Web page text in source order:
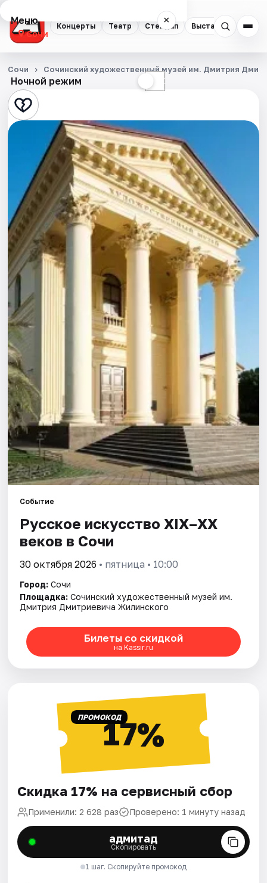
Концерты Театр Стендап Выставки
Меню ×
Сочи
Концерты
Театр
Стендап
Выставки
Квесты
Экскурсии
Спорт
События
Города
Площадки
Артисты
Рейтинги
Ночной режим ☾
Сочи Сочинский художественный музей им. Дмитрия
Событие
Русское искусство XIX–XX
веков в Сочи
30 октября 2026 • пятница • 10:00
Город: Сочи
Площадка: Сочинский художественный музей им.
Дмитрия Дмитриевича Жилинского
Билеты со скидкой
на Kassir.ru
ПРОМОКОД17%
Скидка 17% на сервисный сбор
Применили: 2 628 раз Проверено: 1 минуту назад
адмитад
Скопировать
1 шаг. Скопируйте промокод